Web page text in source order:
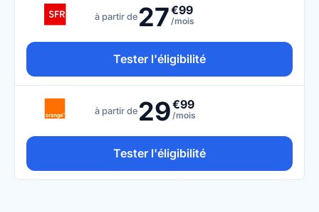
à partir de 27€99
/mois
Tester l'éligibilité
à partir de 29€99
/mois
Tester l'éligibilité